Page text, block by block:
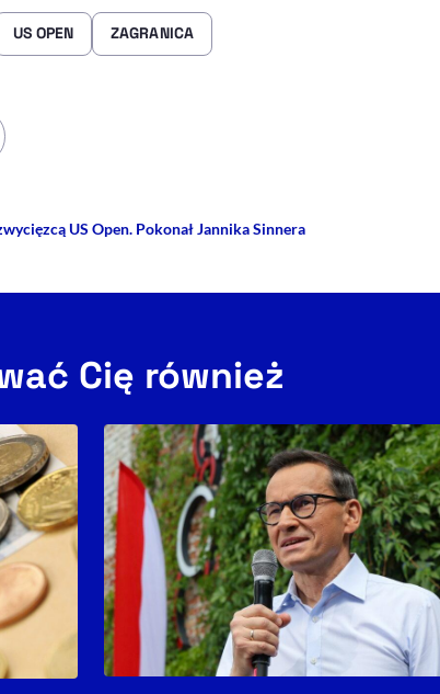
US OPEN ZAGRANICA
na Facebooku
przez e-mail
US Open. Pokonał Jannika Sinnera
Cię również